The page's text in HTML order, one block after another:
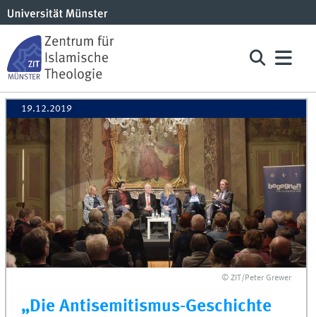
19.12.2019
© ZIT/Peter Grewer
„Die Antisemitismus-Geschichte